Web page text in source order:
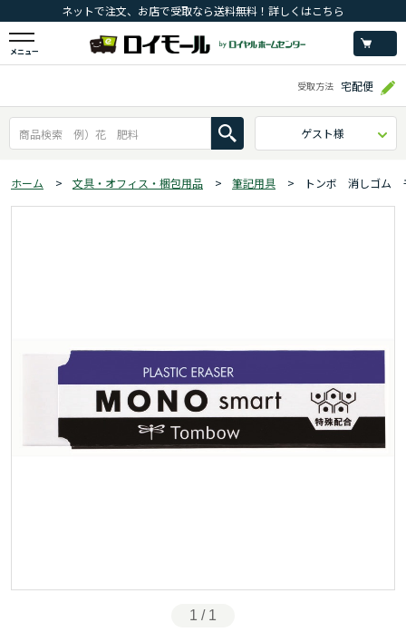
ネットで注文、お店で受取なら送料無料！詳しくはこちら
メニュー
受取方法 宅配便
ゲスト様
ホーム > 文具・オフィス・梱包用品 > 筆記用具 > トンボ 消しゴム
1 / 1